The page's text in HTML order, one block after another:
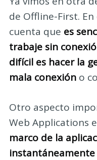
de Offline-First.
cuenta que es
trabaje sin
difícil es hacer la
mala conexióno
Otro aspecto
Web Applications
marco de la
instantáneamente